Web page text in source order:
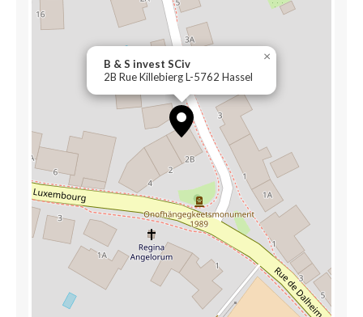
B & S invest SCiv
2B Rue Killebierg L-5762 Hassel
×